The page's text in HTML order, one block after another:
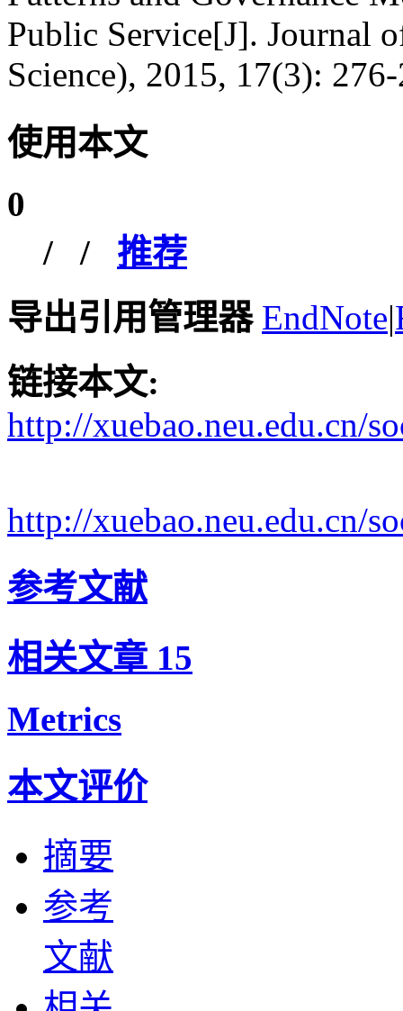
Public Service[J]. Journal
Science), 2015, 17(3):
使用本文
0
/ / 推荐
导出引用管理器 EndNote|
链接本文:
http://xuebao.neu.edu.cn/
http://xuebao.neu.edu.cn/
参考文献
相关文章 15
Metrics
本文评价
摘要
参考
文献